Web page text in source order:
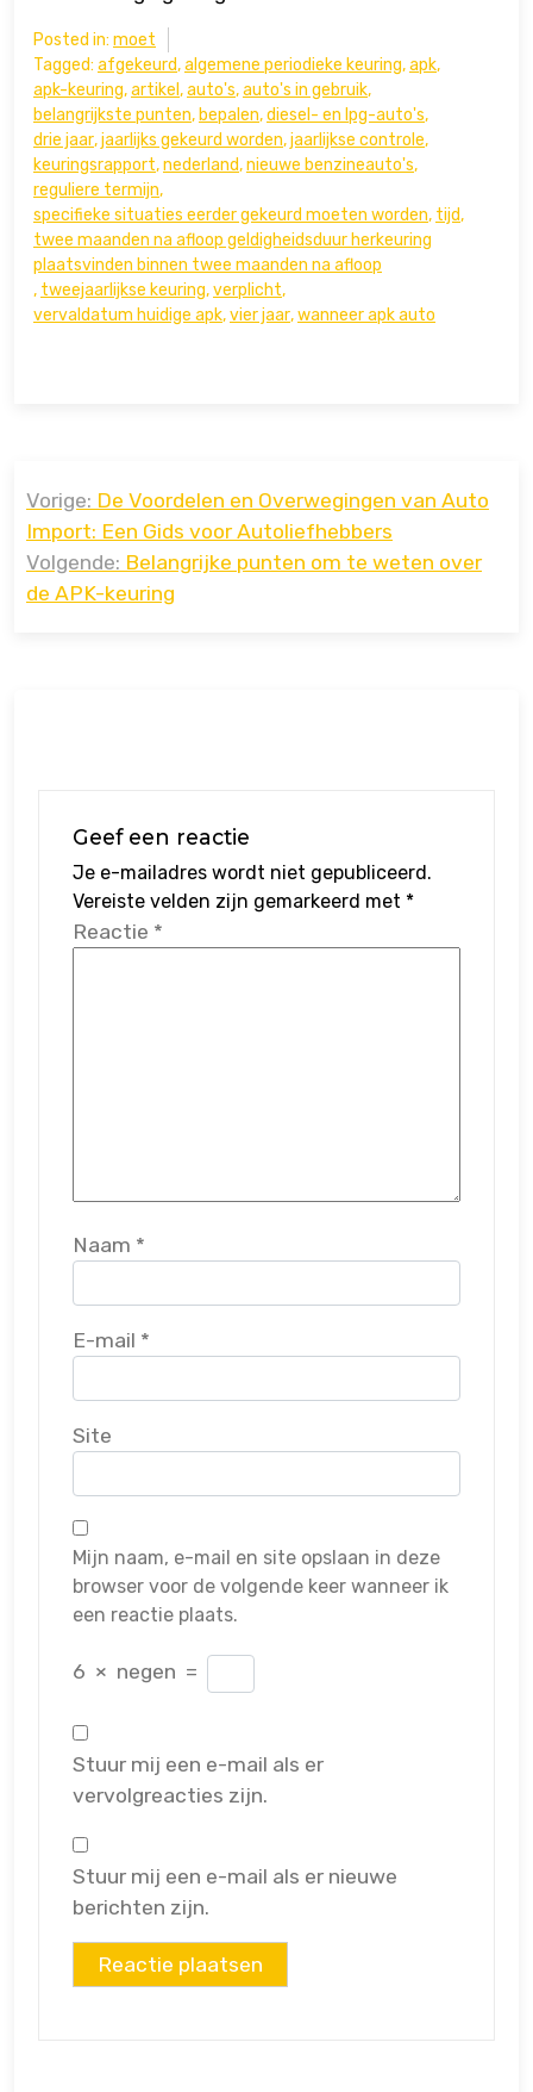
Posted in: moet
Tagged: afgekeurd,algemene periodieke keuring,apk,
apk-keuring,artikel ,auto's,auto's in gebruik,
belangrijkste punten, bepalen,diesel- en lpg-auto's,
drie jaar,jaarlijks gekeurd worden,jaarlijkse controle,
keuringsrapport,nederland,nieuwe benzineauto's,
reguliere termijn,
specifieke situaties eerder gekeurd moeten worden, tijd,
twee maanden na afloop geldigheidsduur herkeuring
plaatsvinden binnen twee maanden na afloop
, tweejaarlijkse keuring,verplicht,
vervaldatum huidige apk,vier jaar,wanneer apk auto
navigatie
Vorige: De Voordelen en Overwegingen van Auto
Import: Een Gids voor Autoliefhebbers
Volgende: Belangrijke punten om te weten over
de APK-keuring
Geef een reactie
Je e-mailadres wordt niet gepubliceerd.
Vereiste velden zijn gemarkeerd met *
Reactie *
Naam *
E-mail *
Site
Mijn naam, e-mail en site opslaan in deze
browser voor de volgende keer wanneer ik
een reactie plaats.
6 × negen =
Stuur mij een e-mail als er
vervolgreacties zijn.
Stuur mij een e-mail als er nieuwe
berichten zijn.